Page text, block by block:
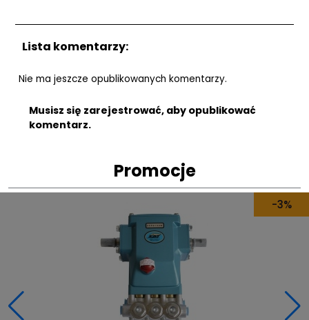
Lista komentarzy:
Nie ma jeszcze opublikowanych komentarzy.
Musisz się zarejestrować, aby opublikować
komentarz.
Promocje
-9%